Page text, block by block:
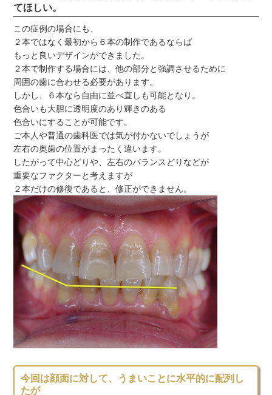
てほしい。
この症例の場合にも、
２本ではなく最初から６本の制作であるならば
もっと良いデザインができました。
２本で制作する場合には、他の部分と強調させるために
周囲の歯に合わせる必要があります。
しかし、６本なら自由に並べ直しも可能となり。
色合いも大胆に透明度のあり輝きのある
色合いにすることが可能です。
ご本人や普通の歯科医では気が付かないでしょうが
左右の奥歯の位置がまったく違います。
したがって中心どりや、左右のバランスどりなどが
重要なファクターと考えますが
２本だけの修復であると、修正ができません。
今回は顔面に対して、うまいことに水平的に配列し
たが